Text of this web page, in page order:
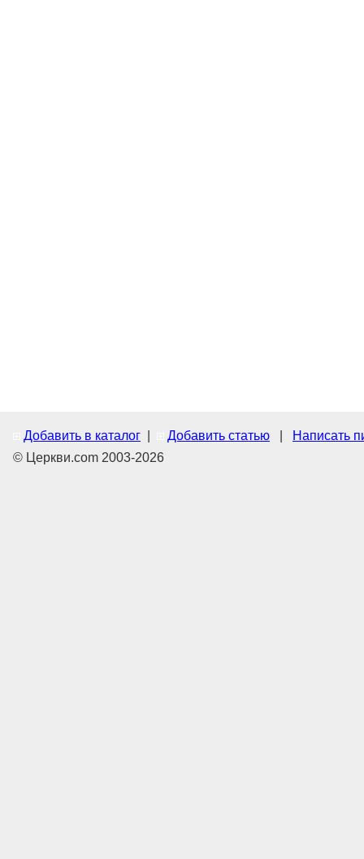
Добавить в каталог Добавить статью
Написать
© Церкви.com 2003-2026